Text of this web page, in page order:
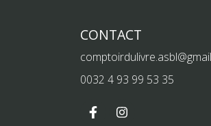
CONTACT
0032 4 93 99 53 35